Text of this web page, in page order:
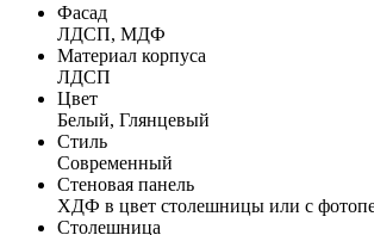
Фасад
ЛДСП, МДФ
Материал корпуса
ЛДСП
Цвет
Белый, Глянцевый
Стиль
Современный
Стеновая панель
ХДФ в цвет столешницы или с
Столешница